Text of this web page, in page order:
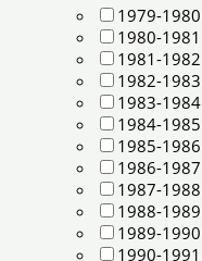
1979-1980
1980-1981
1981-1982
1982-1983
1983-1984
1984-1985
1985-1986
1986-1987
1987-1988
1988-1989
1989-1990
1990-1991